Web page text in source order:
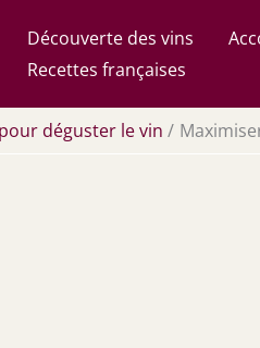
Découverte des vins
Recettes françaises
déguster le vin